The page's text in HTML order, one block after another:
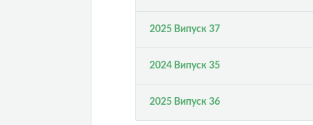
2025 Випуск 37
2024 Випуск 35
2025 Випуск 36